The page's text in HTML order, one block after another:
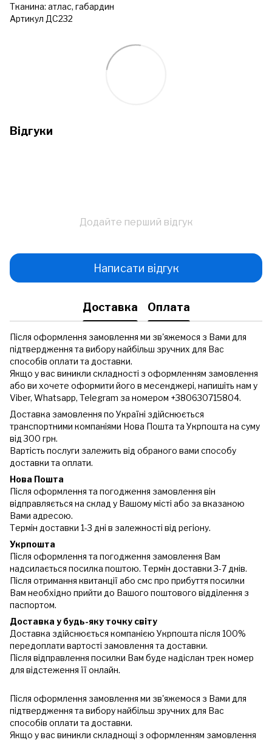
Тканина: атлас, габардин
Артикул ДС232
Відгуки
Додайте перший відгук
Написати відгук
Доставка Оплата
Після оформлення замовлення ми зв'яжемося з Вами для
підтвердження та вибору найбільш зручних для Вас
способів оплати та доставки.
Якщо у вас виникли складності з оформленням замовлення
або ви хочете оформити його в месенджері, напишіть нам у
Viber, Whatsapp, Telegram за номером +380630715804.
Доставка замовлення по Україні здійснюється
транспортними компаніями Нова Пошта та Укрпошта на суму
від 300 грн.
Вартість послуги залежить від обраного вами способу
доставки та оплати.
Нова Пошта
Після оформлення та погодження замовлення він
відправляється на склад у Вашому місті або за вказаною
Вами адресою.
Термін доставки 1-3 дні в залежності від регіону.
Укрпошта
Після оформлення та погодження замовлення Вам
надсилається посилка поштою. Термін доставки 3-7 днів.
Після отримання квитанції або смс про прибуття посилки
Вам необхідно прийти до Вашого поштового відділення з
паспортом.
Доставка у будь-яку точку світу
Доставка здійснюється компанією Укрпошта після 100%
передоплати вартості замовлення та доставки.
Після відправлення посилки Вам буде надіслан трек номер
для відстеження її онлайн.
Після оформлення замовлення ми зв'яжемося з Вами для
підтвердження та вибору найбільш зручних для Вас
способів оплати та доставки.
Якщо у вас виникли складнощі з оформленням замовлення